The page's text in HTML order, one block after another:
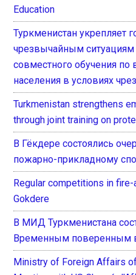
Education
Туркменистан укрепляет
чрезвычайным
совместного обучения
населения в условиях
Turkmenistan strengthens
through joint training on
В Гёкдере состоялись
пожарно-прикладному
Regular competitions in
Gokdere
В МИД Туркменистана
Временным поверенным
Ministry of Foreign Affairs